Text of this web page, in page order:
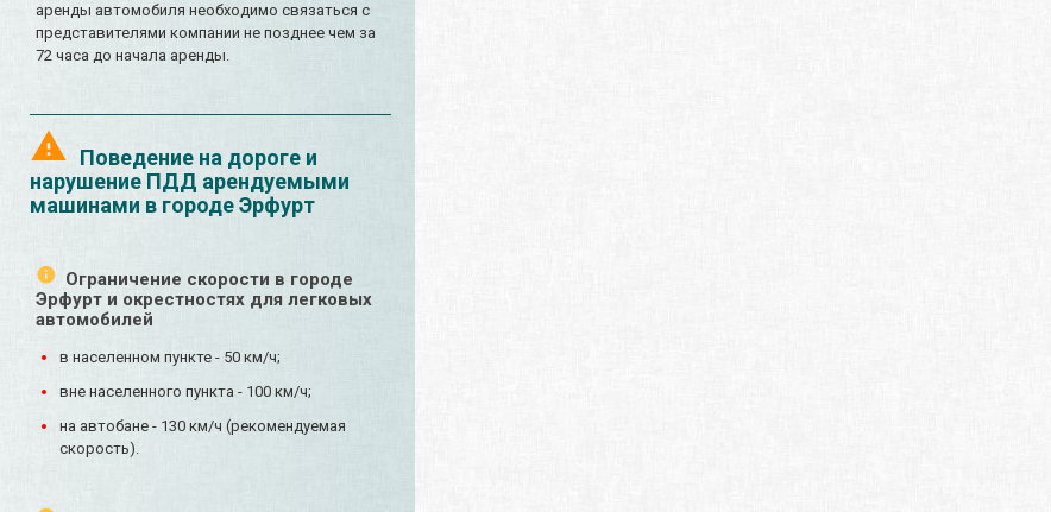
аренды автомобиля необходимо связаться с
представителями компании не позднее чем за
72 часа до начала аренды.
Поведение на дороге и
нарушение ПДД арендуемыми
машинами в городе Эрфурт
Ограничение скорости в городе
Эрфурт и окрестностях для легковых
автомобилей
в населенном пункте - 50 км/ч;
вне населенного пункта - 100 км/ч;
на автобане - 130 км/ч (рекомендуемая
скорость).